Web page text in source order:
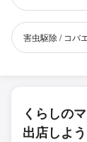
害虫駆除 / コバ
くらしの
出店しよう